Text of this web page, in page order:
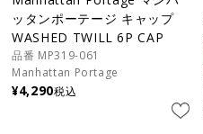
ッタンポーテージ キャップ
WASHED TWILL 6P CAP
品番 MP319-061
Manhattan Portage
¥4,290税込